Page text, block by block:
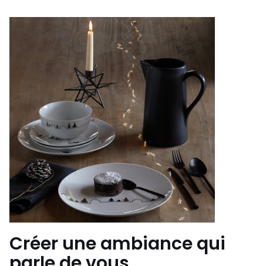
Créer une ambiance qui